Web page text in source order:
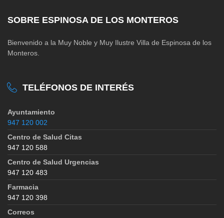
SOBRE ESPINOSA DE LOS MONTEROS
Bienvenido a la Muy Noble y Muy Ilustre Villa de Espinosa de los
Monteros.
TELÉFONOS DE INTERÉS
Ayuntamiento
947 120 002
Centro de Salud Citas
947 120 588
Centro de Salud Urgencias
947 120 483
Farmacia
947 120 398
Correos